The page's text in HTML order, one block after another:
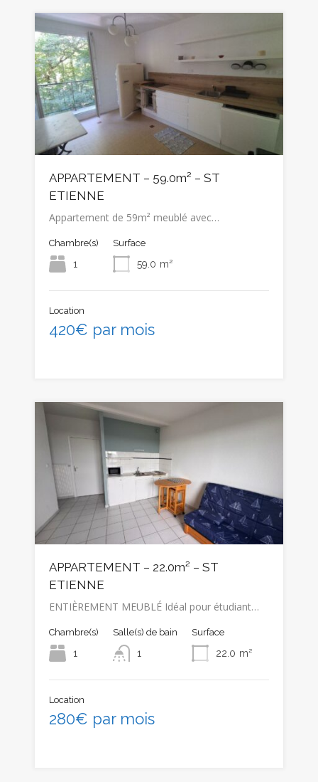
APPARTEMENT – 59.0m² – ST
ETIENNE
Appartement de 59m² meublé avec…
Chambre(s)
1
Surface
59.0 m²
Location
420€ par mois
APPARTEMENT – 22.0m² – ST
ETIENNE
ENTIÈREMENT MEUBLÉ Idéal pour étudiant…
Chambre(s)
1
Salle(s) de bain
1
Surface
22.0 m²
Location
280€ par mois